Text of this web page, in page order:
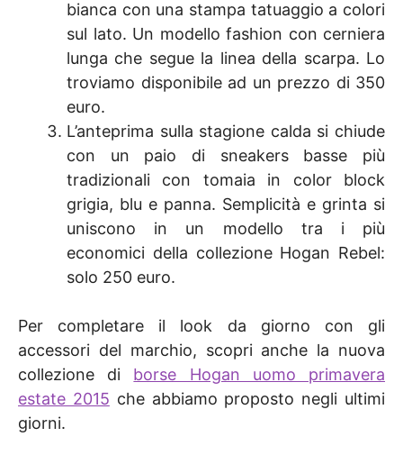
bianca con una stampa tatuaggio a colori
sul lato. Un modello fashion con cerniera
lunga che segue la linea della scarpa. Lo
troviamo disponibile ad un prezzo di 350
euro.
L’anteprima sulla stagione calda si chiude
con un paio di sneakers basse più
tradizionali con tomaia in color block
grigia, blu e panna. Semplicità e grinta si
uniscono in un modello tra i più
economici della collezione Hogan Rebel:
solo 250 euro.
Per completare il look da giorno con gli
accessori del marchio, scopri anche la nuova
collezione di borse Hogan uomo primavera
estate 2015 che abbiamo proposto negli ultimi
giorni.